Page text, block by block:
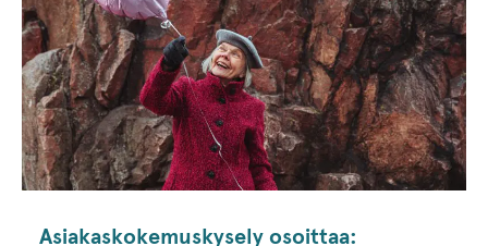
Asiakaskokemuskysely osoittaa: